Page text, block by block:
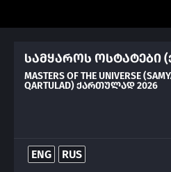
სამყაროს ოსტატები
MASTERS OF THE UNIVERSE
QARTULAD) ᲥᲐᲠᲗᲣᲚᲐᲓ 2026
ENG RUS